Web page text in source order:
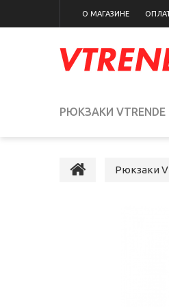
О МАГАЗИНЕ
РЮКЗАКИ VTRENDE
Рюкзаки